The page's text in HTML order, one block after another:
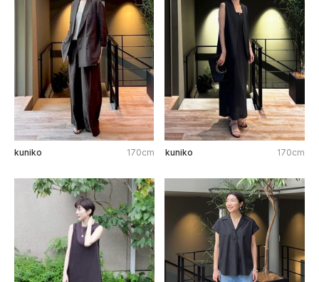
kuniko 170cm kuniko 170cm